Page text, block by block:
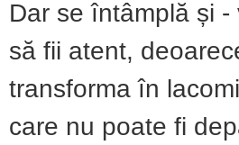
Dar se întâmplă și
să fii atent,
transforma în
care nu poate fi